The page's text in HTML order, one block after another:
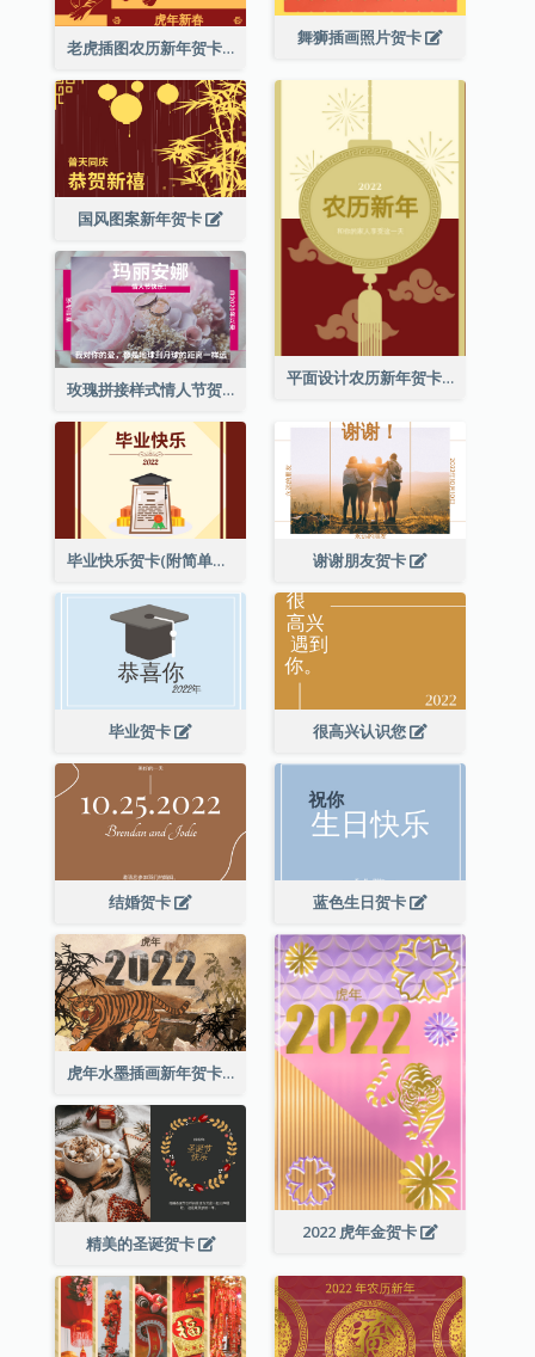
舞狮插画照片贺卡
老虎插图农历新年贺卡
国风图案新年贺卡
平面设计农历新年贺卡与装饰
玫瑰拼接样式情人节贺卡
毕业快乐贺卡(附简单配图) 谢谢朋友贺卡
毕业贺卡 很高兴认识您
结婚贺卡 蓝色生日贺卡
虎年水墨插画新年贺卡
2022 虎年金贺卡
精美的圣诞贺卡